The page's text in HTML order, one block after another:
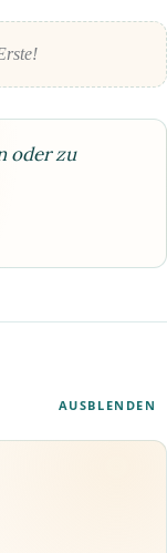
oder zu
AUSBLENDEN